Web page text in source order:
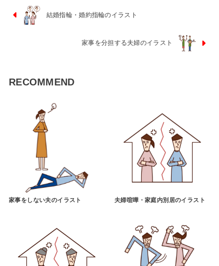
結婚指輪・婚約指輪のイラスト
家事を分担する夫婦のイラスト
RECOMMEND
家事をしない夫のイラスト 夫婦喧嘩・家庭内別居のイラスト